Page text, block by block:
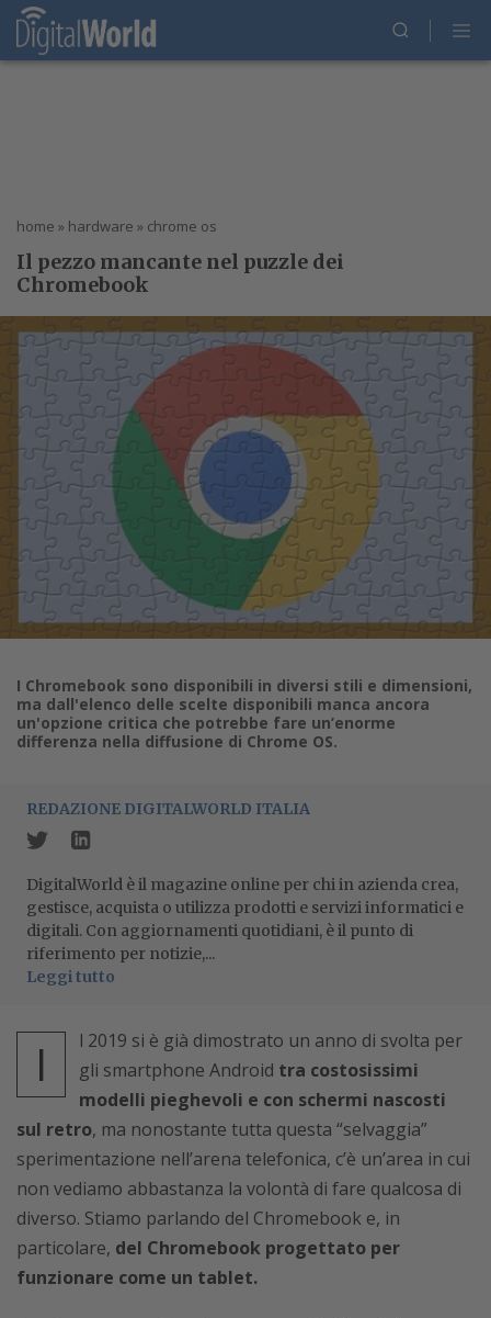
home » hardware » chrome os
Il pezzo mancante nel puzzle dei
Chromebook
I Chromebook sono disponibili in diversi stili e dimensioni,
ma dall'elenco delle scelte disponibili manca ancora
un'opzione critica che potrebbe fare un’enorme
differenza nella diffusione di Chrome OS.
REDAZIONE DIGITALWORLD ITALIA
DigitalWorld è il magazine online per chi in azienda crea,
gestisce, acquista o utilizza prodotti e servizi informatici e
digitali. Con aggiornamenti quotidiani, è il punto di
riferimento per notizie,...
Leggi tutto
I
l 2019 si è già dimostrato un anno di svolta per
gli smartphone Android tra costosissimi
modelli pieghevoli e con schermi nascosti
sul retro, ma nonostante tutta questa “selvaggia”
sperimentazione nell’arena telefonica, c’è un’area in cui
non vediamo abbastanza la volontà di fare qualcosa di
diverso. Stiamo parlando del Chromebook e, in
particolare, del Chromebook progettato per
funzionare come un tablet.